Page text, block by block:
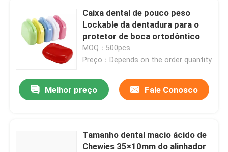
Caixa dental de pouco peso
Lockable da dentadura para o
protetor de boca ortodôntico
MOQ：500pcs
Preço：Depends on the order quantity
Melhor preço Fale Conosco
Tamanho dental macio ácido de
Chewies 35×10mm do alinhador